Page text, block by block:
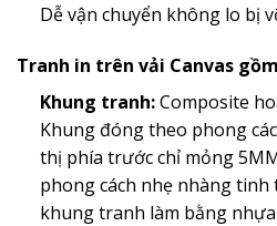
Dễ vận chuyển không lo bị
Tranh in trên vải Canvas
Khung tranh:Composite
Khung đóng theo phong
thị phía trước chỉ mỏng
phong cách nhẹ nhàng tinh
khung tranh làm bằng